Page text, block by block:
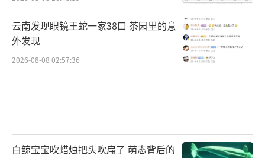
云南发现眼镜王蛇一家38口 茶园里的意
外发现
2026-08-08 02:57:36
白鲸宝宝吹蜡烛把头吹扁了 萌态背后的